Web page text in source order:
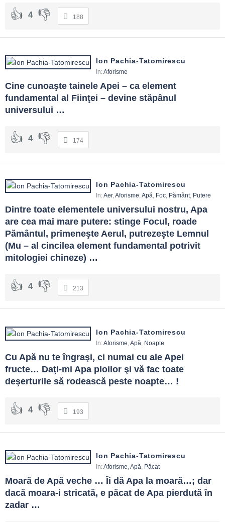
4 188
Ion Pachia-Tatomirescu
In:Aforisme
Cine cunoaşte tainele Apei – ca element
fundamental al Fiinţei – devine stăpânul
universului …
4 174
Ion Pachia-Tatomirescu
In:Aer,Aforisme,Apă, Foc, Pământ, Putere
Dintre toate elementele universului nostru, Apa
are cea mai mare putere: stinge Focul, roade
Pământul, primeneşte Aerul, putrezeşte Lemnul
(Mu – al cincilea element fundamental potrivit
mitologiei chineze) …
4 213
Ion Pachia-Tatomirescu
In:Aforisme,Apă, Noapte
Cu Apă nu te îngraşi, ci numai cu ale Apei
fructe… Daţi-mi Apa ploilor şi vă fac toate
deşerturile să rodească peste noapte… !
4 193
Ion Pachia-Tatomirescu
In:Aforisme,Apă, Păcat
Moară de Apă veche … Îi dă Apa la moară…; dar
dacă moara-i stricată, e păcat de Apa pierdută în
zadar …